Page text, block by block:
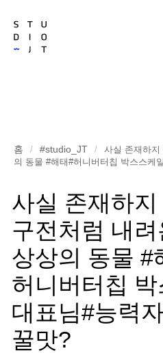
홈 / #studio_JT /
사실 존재하
의 동물 #해태#허니버터칩 박스스케
사실 존재하지
구전처럼 내
상상의 동물 #
허니버터칩
대표님#능력
꿀맛?